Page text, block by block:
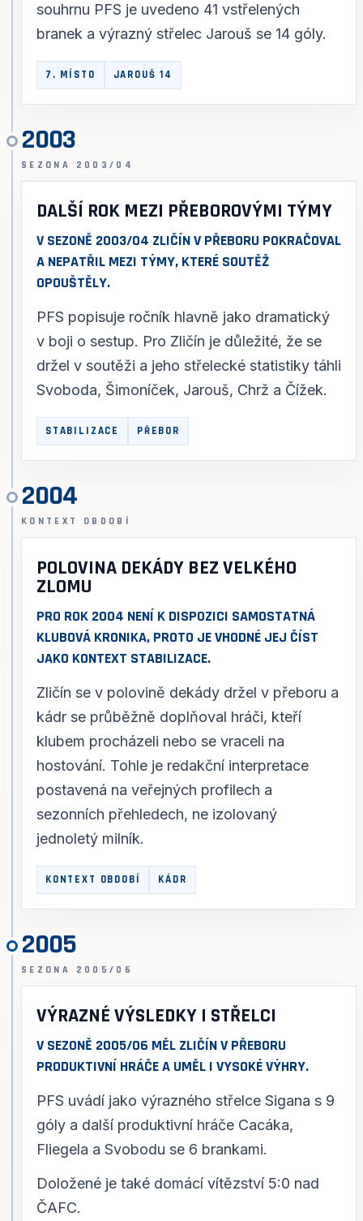
souhrnu PFS je uvedeno 41 vstřelených
branek a výrazný střelec Jarouš se 14 góly.
7. MÍSTO JAROUŠ 14
2003
SEZONA 2003/04
DALŠÍ ROK MEZI PŘEBOROVÝMI TÝMY
V SEZONĚ 2003/04 ZLIČÍN V PŘEBORU POKRAČOVAL
A NEPATŘIL MEZI TÝMY, KTERÉ SOUTĚŽ
OPOUŠTĚLY.
PFS popisuje ročník hlavně jako dramatický
v boji o sestup. Pro Zličín je důležité, že se
držel v soutěži a jeho střelecké statistiky táhli
Svoboda, Šimoníček, Jarouš, Chrž a Čížek.
STABILIZACE PŘEBOR
2004
KONTEXT OBDOBÍ
POLOVINA DEKÁDY BEZ VELKÉHO
ZLOMU
PRO ROK 2004 NENÍ K DISPOZICI SAMOSTATNÁ
KLUBOVÁ KRONIKA, PROTO JE VHODNÉ JEJ ČÍST
JAKO KONTEXT STABILIZACE.
Zličín se v polovině dekády držel v přeboru a
kádr se průběžně doplňoval hráči, kteří
klubem procházeli nebo se vraceli na
hostování. Tohle je redakční interpretace
postavená na veřejných profilech a
sezonních přehledech, ne izolovaný
jednoletý milník.
KONTEXT OBDOBÍ KÁDR
2005
SEZONA 2005/06
VÝRAZNÉ VÝSLEDKY I STŘELCI
V SEZONĚ 2005/06 MĚL ZLIČÍN V PŘEBORU
PRODUKTIVNÍ HRÁČE A UMĚL I VYSOKÉ VÝHRY.
PFS uvádí jako výrazného střelce Sigana s 9
góly a další produktivní hráče Cacáka,
Fliegela a Svobodu se 6 brankami.
Doložené je také domácí vítězství 5:0 nad
ČAFC.